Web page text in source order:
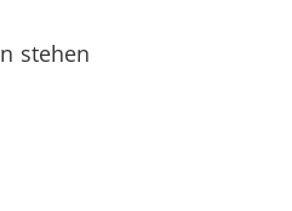
stehen